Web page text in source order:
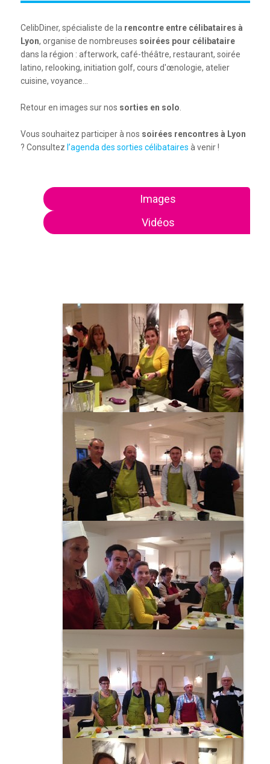
CelibDiner, spécialiste de la rencontre entre célibataires à
Lyon, organise de nombreuses soirées pour célibataire
dans la région : afterwork, café-théâtre, restaurant, soirée
latino, relooking, initiation golf, cours d'œnologie, atelier
cuisine, voyance…
Retour en images sur nos sorties en solo
Vous souhaitez participer à nos soirées rencontres à Lyon
? Consultez l’agenda des sorties célibataires à venir !
Images
Vidéos